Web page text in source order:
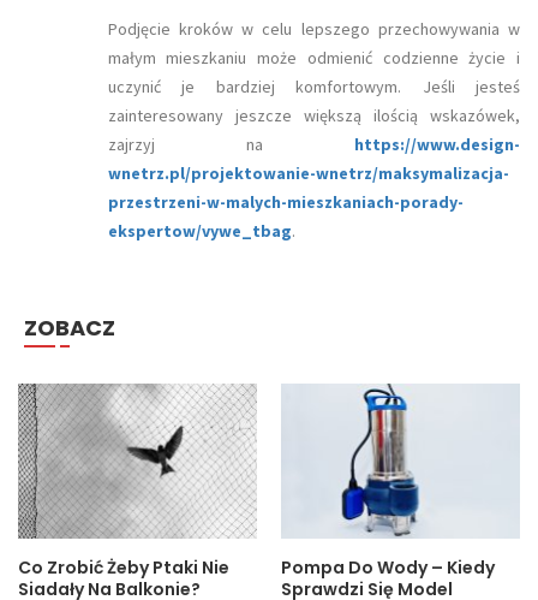
Podjęcie kroków w celu lepszego przechowywania w
małym mieszkaniu może odmienić codzienne życie i
uczynić je bardziej komfortowym. Jeśli jesteś
zainteresowany jeszcze większą ilością wskazówek,
zajrzyj na https://www.design-
wnetrz.pl/projektowanie-wnetrz/maksymalizacja-
przestrzeni-w-malych-mieszkaniach-porady-
ekspertow/vywe_tbag.
ZOBACZ
Co Zrobić Żeby Ptaki Nie
Siadały Na Balkonie?
Pompa Do Wody – Kiedy
Sprawdzi Się Model